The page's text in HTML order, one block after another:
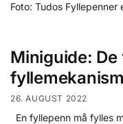
Foto: Tudos
Miniguide:
26. AUGUST 2022
En fyllepenn må fylles